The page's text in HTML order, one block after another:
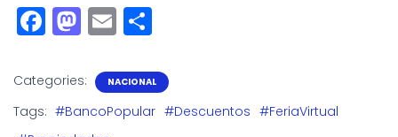
F
a
c
e
M
a
st
o
E
m
ai
l
a
r
Categories: NACIONAL
Tags: #BancoPopular #Descuentos #FeriaVirtual